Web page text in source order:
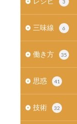
3
三味線 6
働き方 35
思惑 41
技術 32